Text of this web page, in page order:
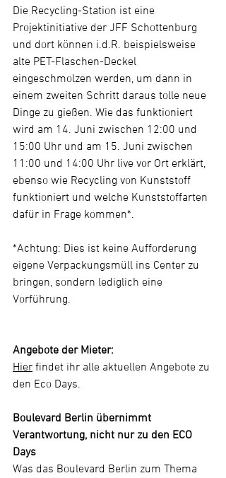
Die Recycling-Station ist eine
Projektinitiative der JFF Schottenburg
und dort können i.d.R. beispielsweise
alte PET-Flaschen-Deckel
eingeschmolzen werden, um dann in
einem zweiten Schritt daraus tolle neue
Dinge zu gießen. Wie das funktioniert
wird am 14. Juni zwischen 12:00 und
15:00 Uhr und am 15. Juni zwischen
11:00 und 14:00 Uhr live vor Ort erklärt,
ebenso wie Recycling von Kunststoff
funktioniert und welche Kunststoffarten
dafür in Frage kommen*.
*Achtung: Dies ist keine Aufforderung
eigene Verpackungsmüll ins Center zu
bringen, sondern lediglich eine
Vorführung.
Angebote der Mieter:
Hier findet ihr alle aktuellen Angebote zu
den Eco Days.
Boulevard Berlin übernimmt
Verantwortung, nicht nur zu den ECO
Days
Was das Boulevard Berlin zum Thema